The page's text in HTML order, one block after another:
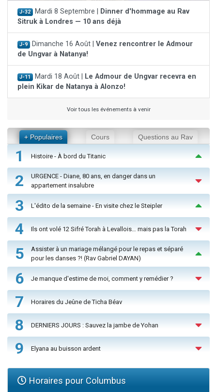
J-32 Mardi 8 Septembre |
Dinner d'hommage au Rav
Sitruk à Londres — 10 ans déjà
J-9 Dimanche 16 Août | Venez rencontrer le Admour
de Ungvar à Natanya!
J-11 Mardi 18 Août |
Le Admour de Ungvar recevra en
plein Kikar de Natanya à Alonzo!
Voir tous les événements à venir
+ Populaires Cours Questions au Rav
1 Histoire - À bord du Titanic
2
URGENCE - Diane, 80 ans, en danger dans un
appartement insalubre
3 L'édito de la semaine - En visite chez le Steipler
4 Ils ont volé 12 Sifré Torah à Levallois… mais pas la Torah
5
Assister à un mariage mélangé pour le repas et séparé
pour les danses ?! (Rav Gabriel DAYAN)
6 Je manque d'estime de moi, comment y remédier ?
7 Horaires du Jeûne de Ticha Béav
8 DERNIERS JOURS : Sauvez la jambe de Yohan
9 Elyana au buisson ardent
Horaires pour Columbus